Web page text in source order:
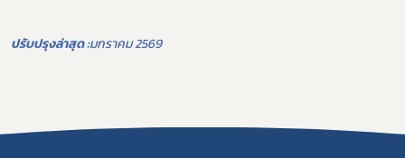
ปรับปรุงล่าสุด :มกราคม 2569